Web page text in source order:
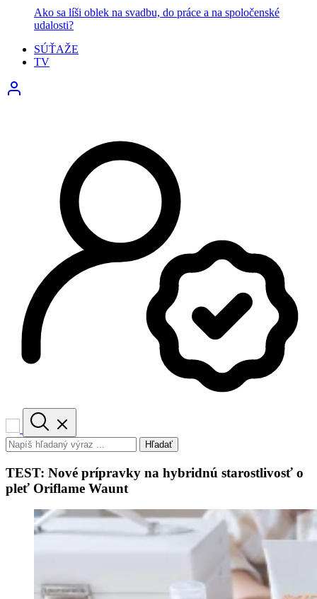
Ako sa líši oblek na svadbu, do práce a na spoločenské
udalosti?
SÚŤAŽE
TV
Hľadať
TEST: Nové prípravky na hybridnú starostlivosť o
pleť Oriflame Waunt